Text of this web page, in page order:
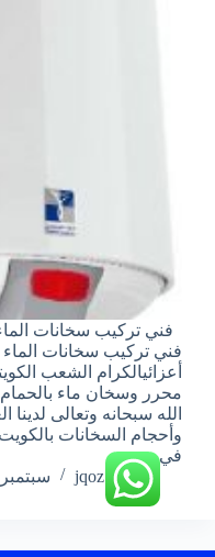
فني تركيب سخانات
فني تركيب سخانات
أعزائيالكرام الشعب
محرر وسخان ماء
الله سبحانه وتعالى لدينا
وأحجام السخانات
في…
jqoz51ek
سبتمبر 7, 2020